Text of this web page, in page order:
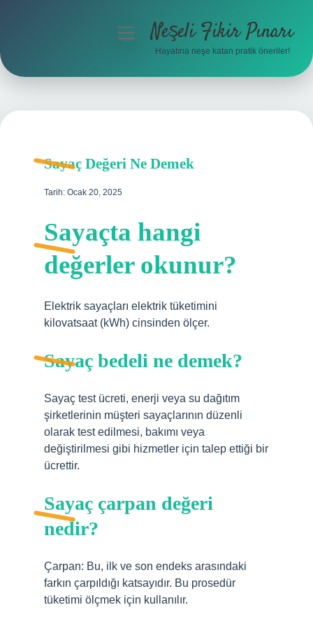
Hakkımızda
menüyüNeşeli Fikir Pınarı
Hayatına neşe katan pratik öneriler!
Sayaç Değeri Ne Demek
Tarih: Ocak 20, 2025
Sayaçta hangi
değerler okunur?
Elektrik sayaçları elektrik tüketimini
kilovatsaat (kWh) cinsinden ölçer.
Sayaç bedeli ne demek?
Sayaç test ücreti, enerji veya su dağıtım
şirketlerinin müşteri sayaçlarının düzenli
olarak test edilmesi, bakımı veya
değiştirilmesi gibi hizmetler için talep ettiği bir
ücrettir.
Sayaç çarpan değeri
nedir?
Çarpan: Bu, ilk ve son endeks arasındaki
farkın çarpıldığı katsayıdır. Bu prosedür
tüketimi ölçmek için kullanılır.